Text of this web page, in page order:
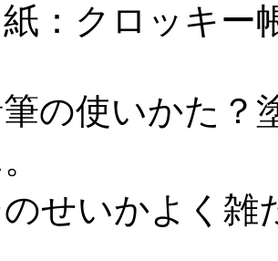
：クロッキー
の使いかた？
せいかよく雑